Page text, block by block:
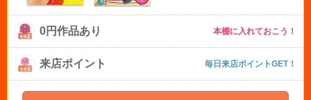
0円作品あり 本棚に入れておこう！
来店ポイント 毎日来店ポイントGET！